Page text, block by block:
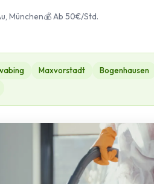
München💰 Ab 50€/Std.
Maxvorstadt Bogenhausen